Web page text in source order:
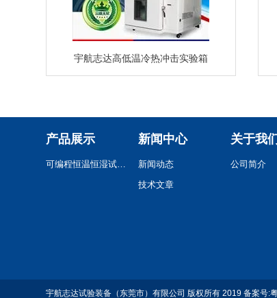
宇航志达高低温冷热冲击实验箱
产品展示
可编程恒温恒湿试验箱
新闻中心
新闻动态
技术文章
关于我们
公司简介
宇航志达试验装备（东莞市）有限公司 版权所有 2019 备案号: